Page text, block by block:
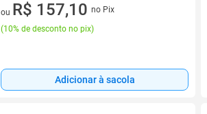
2 vez de R$ 87,28 sem juros
ou R$ 157,10 no Pix
(10% de desconto no pix)
Adicionar à sacola